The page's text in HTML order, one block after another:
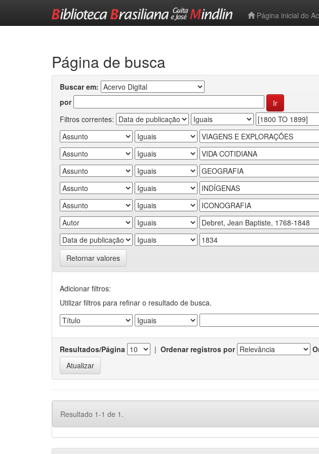
Página inicial do
Página de busca
Buscar em:
por
Filtros correntes:
Retornar valores
Adicionar filtros:
Utilizar filtros para refinar o resultado de busca.
Resultados/Página | Ordenar registros por
Resultado 1-1 de 1.